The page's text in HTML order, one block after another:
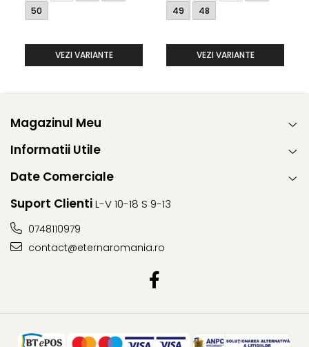
50
VEZI VARIANTE
49
48
VEZI VARIANTE
Magazinul Meu
Informatii Utile
Date Comerciale
Suport ClientiL-V 10-18 S 9-13
0748110979
contact@eternaromania.ro